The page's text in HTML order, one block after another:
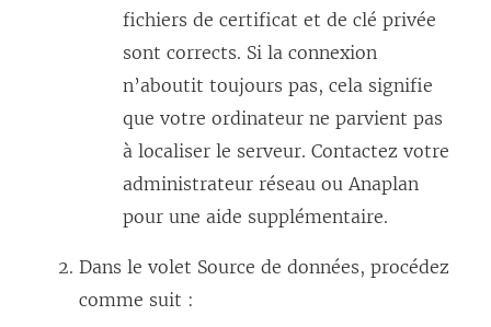
fichiers de certificat et de clé privée
sont corrects. Si la connexion
n’aboutit toujours pas, cela signifie
que votre ordinateur ne parvient pas
à localiser le serveur. Contactez votre
administrateur réseau ou Anaplan
pour une aide supplémentaire.
Dans le volet Source de données, procédez
comme suit :